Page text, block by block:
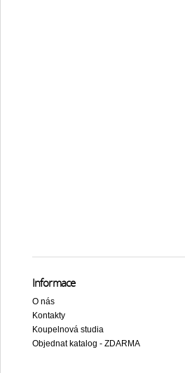
Informace
O nás
Kontakty
Koupelnová studia
Objednat katalog - ZDARMA